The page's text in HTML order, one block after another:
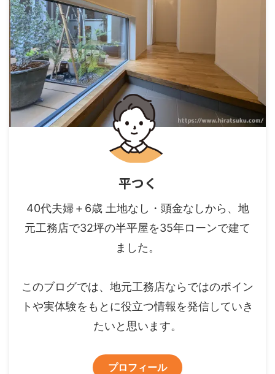
平つく
40代夫婦＋6歳 土地なし・頭金なしから、地
元工務店で32坪の半平屋を35年ローンで建て
ました。
このブログでは、地元工務店ならではのポイン
トや実体験をもとに役立つ情報を発信していき
たいと思います。
プロフィール